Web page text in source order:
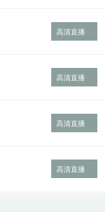
高清直播
高清直播
高清直播
高清直播